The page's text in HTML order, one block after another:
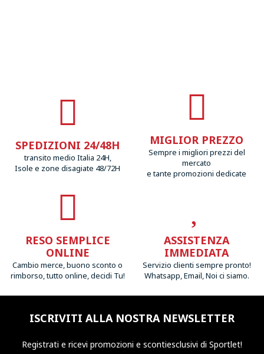
SPEDIZIONI 24/48H
transito medio Italia 24H,
Isole e zone disagiate 48/72H
MIGLIOR PREZZO
Sempre i migliori prezzi del
mercato
e tante promozioni dedicate
RESO SEMPLICE
ONLINE
Cambio merce, buono sconto o
rimborso, tutto online, decidi Tu!
ASSISTENZA
IMMEDIATA
Servizio clienti sempre pronto!
Whatsapp, Email, Noi ci siamo.
ISCRIVITI ALLA NOSTRA NEWSLETTER
Registrati e ricevi promozioni e scontiesclusivi di Sportlet!